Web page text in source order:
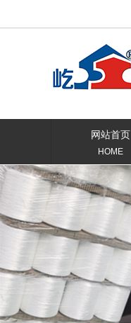
网站首页
HOME